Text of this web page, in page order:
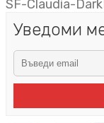
SF-Claudia-
Уведоми